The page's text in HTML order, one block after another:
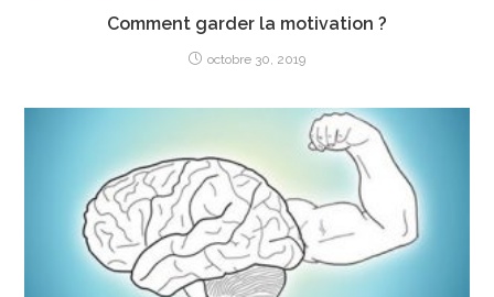
Comment garder la motivation ?
octobre 30, 2019